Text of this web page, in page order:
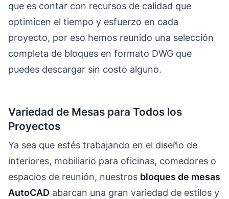
que es contar con recursos de calidad que
optimicen el tiempo y esfuerzo en cada
proyecto, por eso hemos reunido una selección
completa de bloques en formato DWG que
puedes descargar sin costo alguno.
Variedad de Mesas para Todos los
Proyectos
Ya sea que estés trabajando en el diseño de
interiores, mobiliario para oficinas, comedores o
espacios de reunión, nuestros bloques de mesas
AutoCAD abarcan una gran variedad de estilos y